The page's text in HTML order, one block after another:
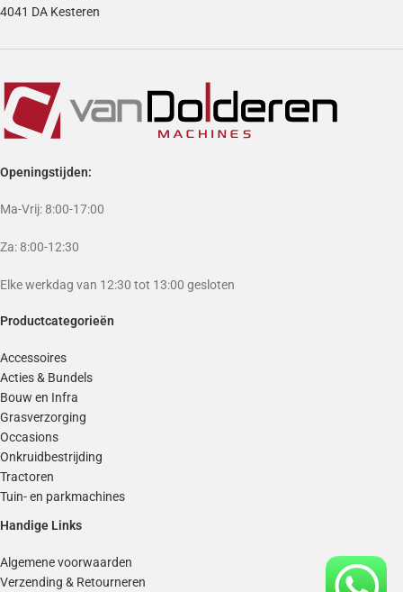
4041 DA Kesteren
Openingstijden:
Ma-Vrij: 8:00-17:00
Za: 8:00-12:30
Elke werkdag van 12:30 tot 13:00 gesloten
Productcategorieën
Accessoires
Acties & Bundels
Bouw en Infra
Grasverzorging
Occasions
Onkruidbestrijding
Tractoren
Tuin- en parkmachines
Handige Links
Algemene voorwaarden
Verzending & Retourneren